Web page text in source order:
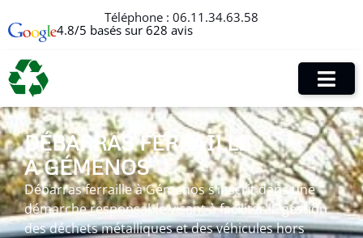
Téléphone : 06.11.34.63.58
4.8/5 basés sur 628 avis
DÉBARRAS FERRAILLE
À GÉMENOS
Débarras ferraille à Gémenos s’inscrit dans une
démarche responsable visant à faciliter la gestion
des déchets métalliques et des véhicules hors